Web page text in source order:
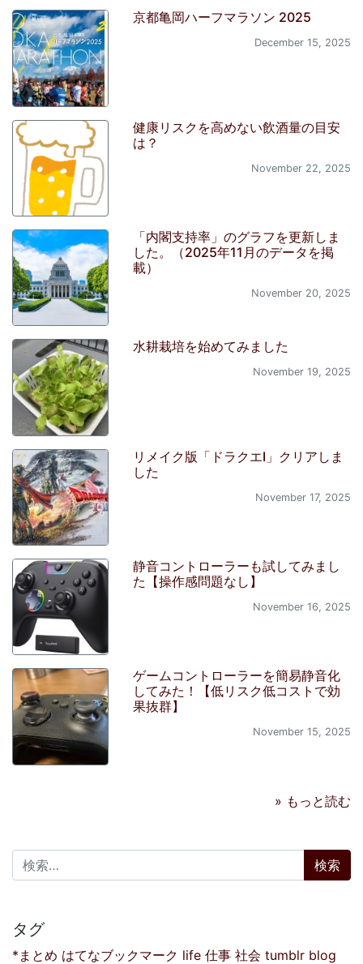
京都亀岡ハーフマラソン 2025
December 15, 2025
健康リスクを高めない飲酒量の目安
は？
November 22, 2025
「内閣支持率」のグラフを更新しま
した。（2025年11月のデータを掲
載）
November 20, 2025
水耕栽培を始めてみました
November 19, 2025
リメイク版「ドラクエI」クリアしま
した
November 17, 2025
静音コントローラーも試してみまし
た【操作感問題なし】
November 16, 2025
ゲームコントローラーを簡易静音化
してみた！【低リスク低コストで効
果抜群】
November 15, 2025
» もっと読む
検索:
タグ
*まとめ はてなブックマーク life 仕事 社会 tumblr blog